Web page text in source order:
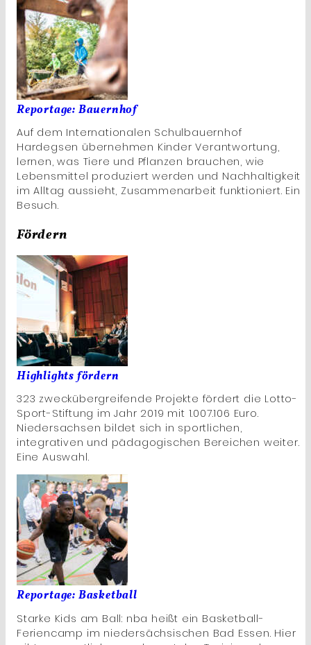
Reportage: Bauernhof
Auf dem Internationalen Schulbauernhof
Hardegsen übernehmen Kinder Verantwortung,
lernen, was Tiere und Pflanzen brauchen, wie
Lebensmittel produziert werden und Nachhaltigkeit
im Alltag aussieht, Zusammenarbeit funktioniert. Ein
Besuch.
Fördern
Highlights fördern
323 zweckübergreifende Projekte fördert die Lotto-
Sport-Stiftung im Jahr 2019 mit 1.007.106 Euro.
Niedersachsen bildet sich in sportlichen,
integrativen und pädagogischen Bereichen weiter.
Eine Auswahl.
Reportage: Basketball
Starke Kids am Ball: nba heißt ein Basketball-
Feriencamp im niedersächsischen Bad Essen. Hier